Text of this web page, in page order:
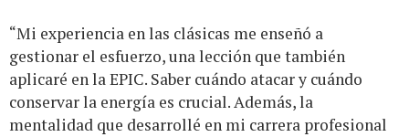
“Mi experiencia en las clásicas me enseñó a
gestionar el esfuerzo, una lección que también
aplicaré en la EPIC. Saber cuándo atacar y cuándo
conservar la energía es crucial. Además, la
mentalidad que desarrollé en mi carrera profesional